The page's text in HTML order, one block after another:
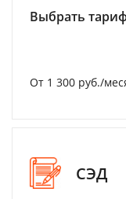
Выбрать
От 1 300 руб./
СЭД